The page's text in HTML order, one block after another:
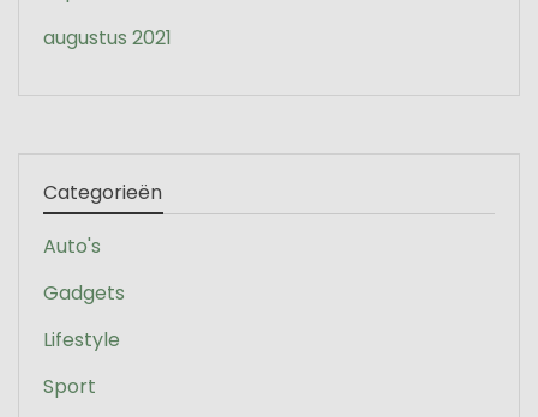
augustus 2021
Categorieën
Auto's
Gadgets
Lifestyle
Sport